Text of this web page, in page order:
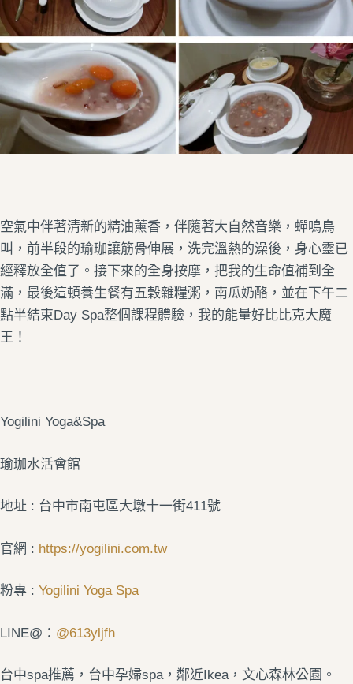
空氣中伴著清新的精油薰香，伴隨著大自然音樂，蟬鳴鳥
叫，前半段的瑜珈讓筋骨伸展，洗完溫熱的澡後，身心靈已
經釋放全值了。接下來的全身按摩，把我的生命值補到全
滿，最後這頓養生餐有五穀雜糧粥，南瓜奶酪，並在下午二
點半結束Day Spa整個課程體驗，我的能量好比比克大魔
王！
Yogilini Yoga&Spa
瑜珈水活會館
地址 : 台中市南屯區大墩十一街411號
官網 : https://yogilini.com.tw
粉專 : Yogilini Yoga Spa
LINE@： @613yljfh
台中spa推薦，台中孕婦spa，鄰近Ikea，文心森林公園。